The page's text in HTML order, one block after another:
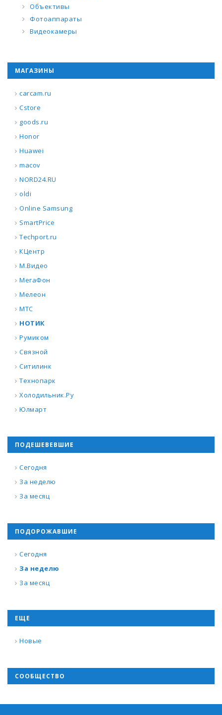
Объективы
Фотоаппараты
Видеокамеры
МАГАЗИНЫ
carcam.ru
Cstore
goods.ru
Honor
Huawei
macov
NORD24.RU
oldi
Online Samsung
SmartPrice
Techport.ru
КЦентр
М.Видео
МегаФон
Мелеон
МТС
НОТИК
Румиком
Связной
Ситилинк
Технопарк
Холодильник.Ру
Юлмарт
ПОДЕШЕВЕВШИЕ
Сегодня
За неделю
За месяц
ПОДОРОЖАВШИЕ
Сегодня
За неделю
За месяц
ЕЩЕ
Новые
СООБЩЕСТВО